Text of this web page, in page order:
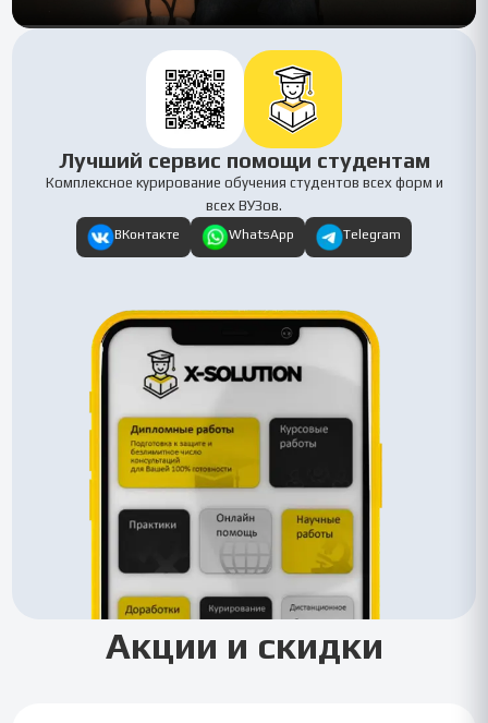
Лучший сервис помощи студентам
Комплексное курирование обучения студентов всех форм и
всех ВУЗов.
ВКонтакте WhatsApp Telegram
Акции и скидки